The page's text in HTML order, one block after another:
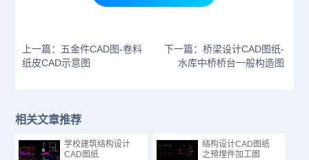
上一篇：五金件CAD图-卷料
纸皮CAD示意图
下一篇：桥梁设计CAD图纸-
水库中桥桥台一般构造图
相关文章推荐
学校建筑结构设计
CAD图纸
结构设计CAD图纸
之预埋件加工图